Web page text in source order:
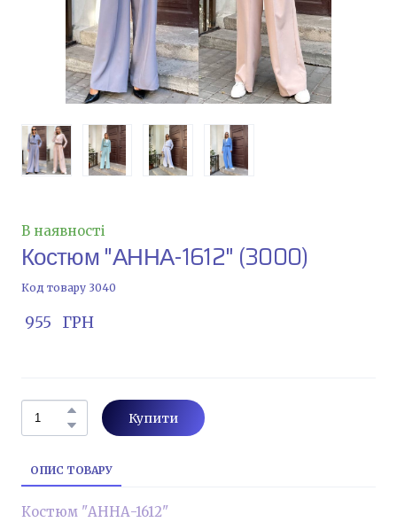
В наявності
Костюм "АННА-1612" (3000)
Код товару 3040
955   ГРН
Купити
ОПИС ТОВАРУ
Костюм "АННА-1612"